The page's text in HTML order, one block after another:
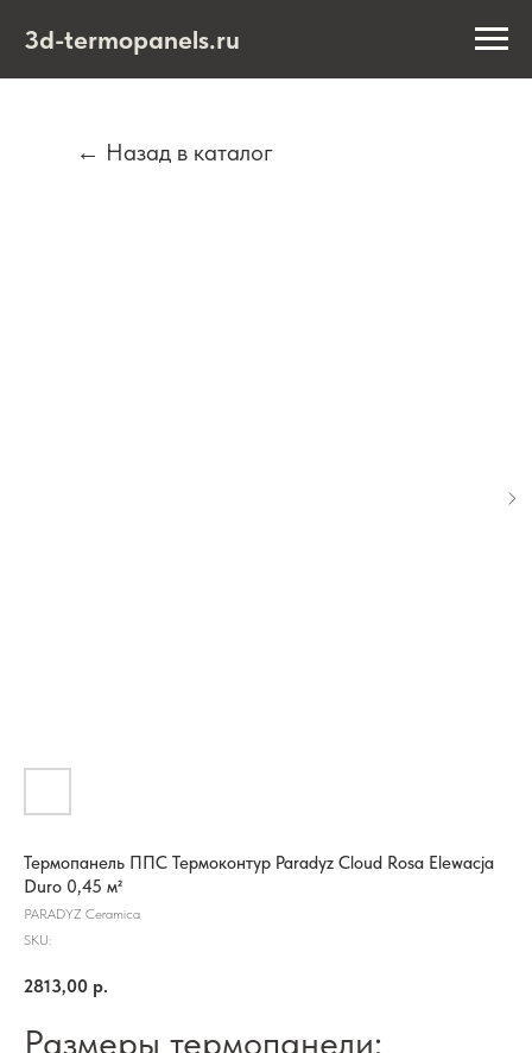
3d-termopanels.ru
← Назад в каталог
Термопанель ППС Термоконтур Paradyz Cloud Rosa Elewacja
Duro 0,45 м²
PARADYZ Ceramica
SKU:
2813,00 р.
Размеры термопанели: